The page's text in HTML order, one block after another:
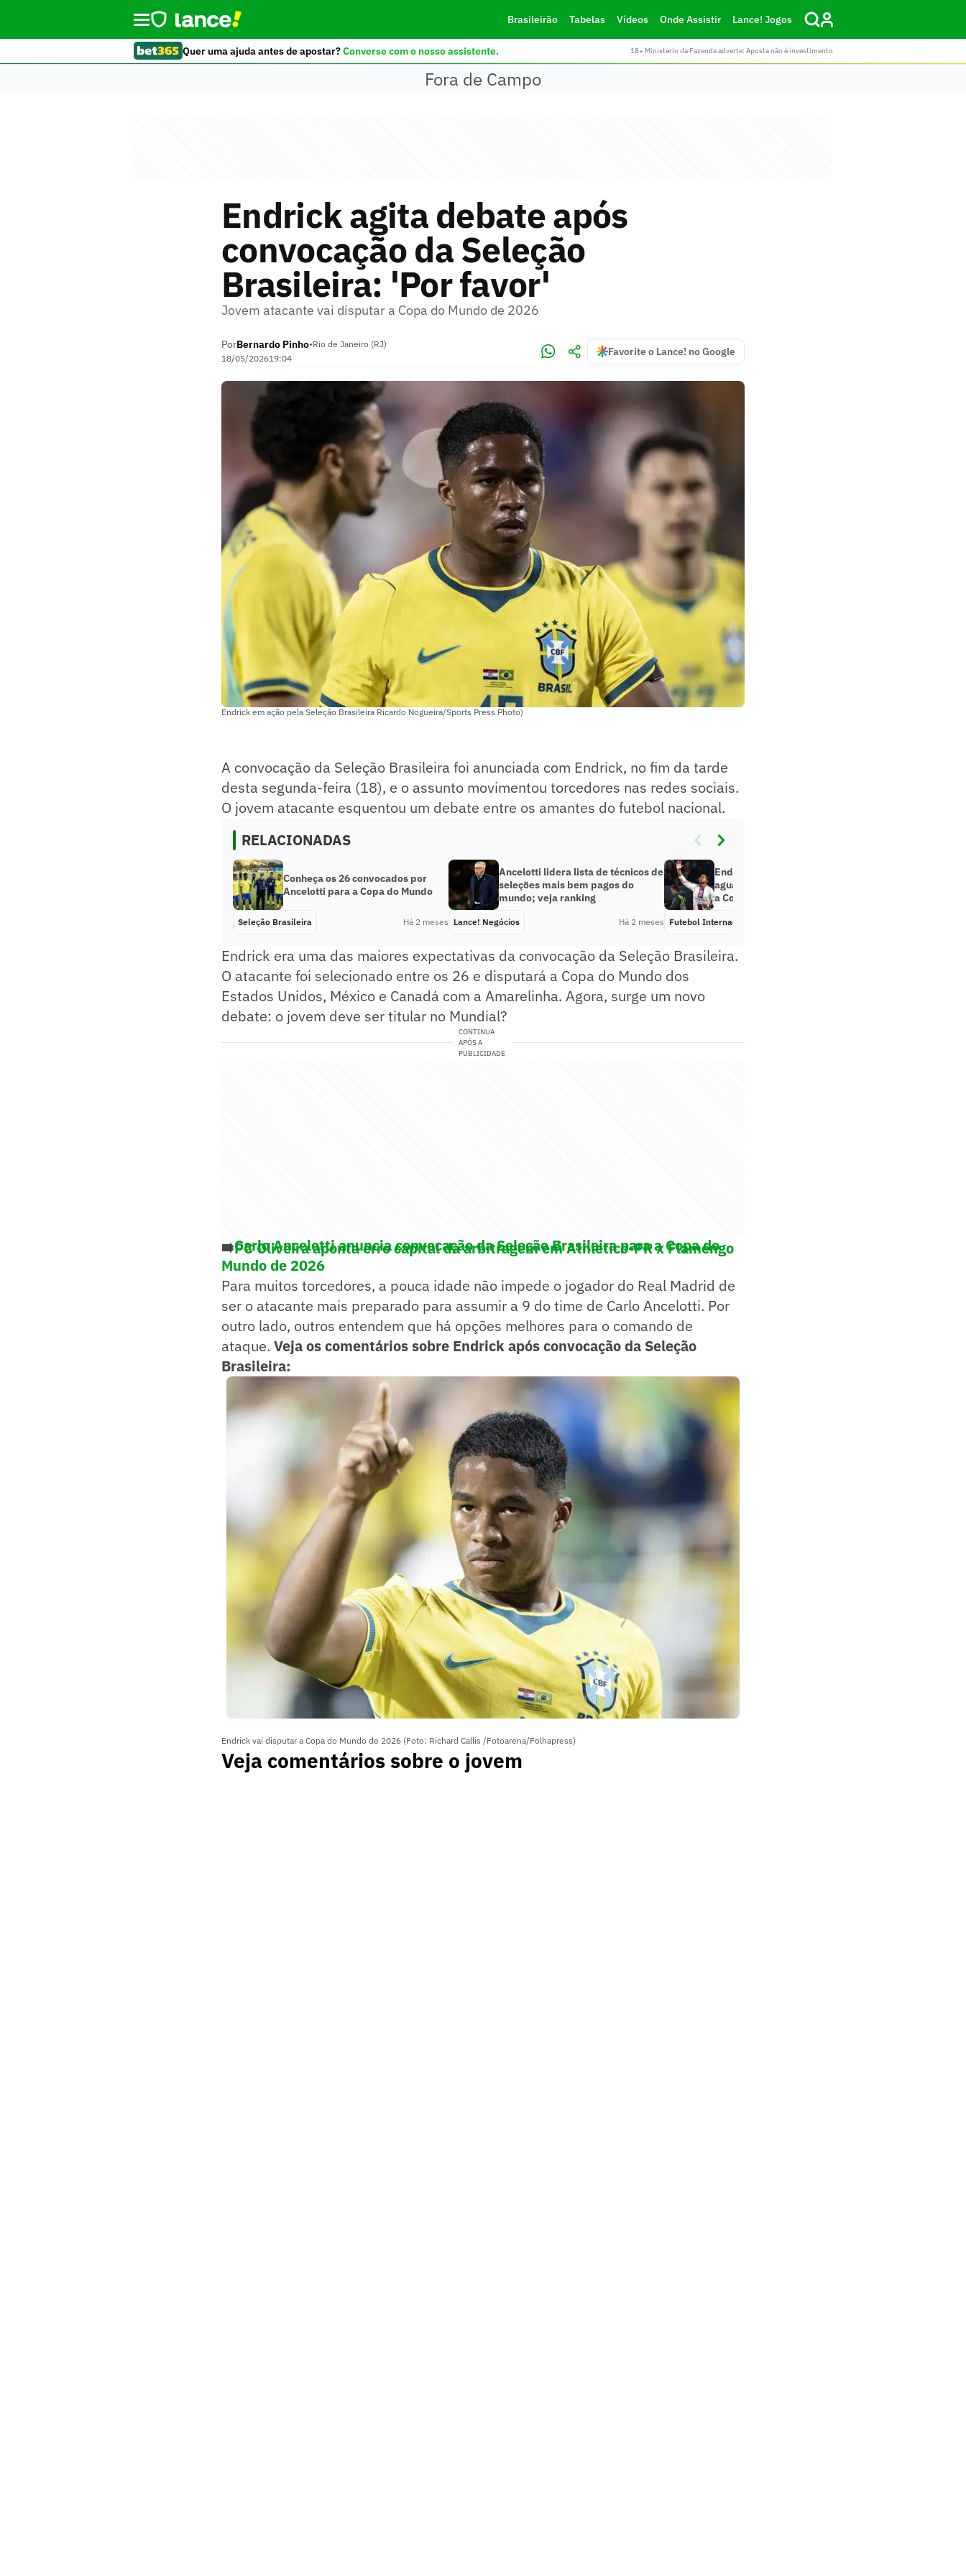
Brasileirão Tabelas Vídeos Onde Assistir Lance! Jogos
Quer uma ajuda antes de apostar?Converse com o nosso assistente. 18+ Ministério da Fazenda adverte: Aposta não é investimento
Fora de Campo
Endrick agita debate após
convocação da Seleção
Brasileira: 'Por favor'
Jovem atacante vai disputar a Copa do Mundo de 2026
PorBernardo Pinho•Rio de Janeiro (RJ)
18/05/202619:04
Favorite o Lance! no Google
Endrick em ação pela Seleção Brasileira Ricardo Nogueira/Sports Press Photo)
A convocação da Seleção Brasileira foi anunciada com Endrick, no fim da tarde
desta segunda-feira (18), e o assunto movimentou torcedores nas redes sociais.
O jovem atacante esquentou um debate entre os amantes do futebol nacional.
RELACIONADAS
Conheça os 26 convocados por
Ancelotti para a Copa do Mundo
Seleção Brasileira Há 2 meses
Ancelotti lidera lista de técnicos de
seleções mais bem pagos do
mundo; veja ranking
Lance! Negócios Há 2 meses
Endrick retorna ao Real Madrid e
aguarda decisão de Ancelotti para
a Copa do Mundo
Futebol Internacional
Endrick era uma das maiores expectativas da convocação da Seleção Brasileira.
O atacante foi selecionado entre os 26 e disputará a Copa do Mundo dos
Estados Unidos, México e Canadá com a Amarelinha. Agora, surge um novo
debate: o jovem deve ser titular no Mundial?
CONTINUA
APÓS A
PUBLICIDADE
➡️PC Oliveira aponta erro capital da arbitragem em Athletico-PR x Flamengo
➡️Carlo Ancelotti anuncia convocação da Seleção Brasileira para a Copa do
Mundo de 2026
Para muitos torcedores, a pouca idade não impede o jogador do Real Madrid de
ser o atacante mais preparado para assumir a 9 do time de Carlo Ancelotti. Por
outro lado, outros entendem que há opções melhores para o comando de
ataque. Veja os comentários sobre Endrick após convocação da Seleção
Brasileira:
Endrick vai disputar a Copa do Mundo de 2026 (Foto: Richard Callis /Fotoarena/Folhapress)
Veja comentários sobre o jovem